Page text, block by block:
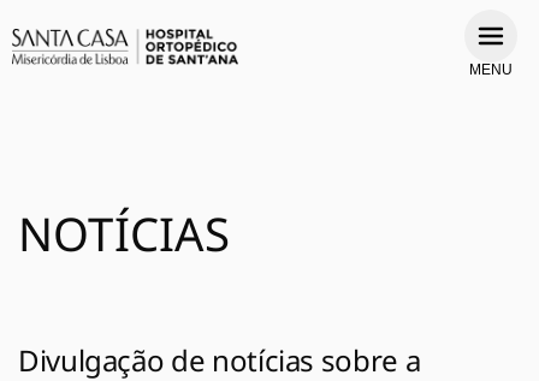
MENU
NOTÍCIAS
Divulgação de notícias sobre a